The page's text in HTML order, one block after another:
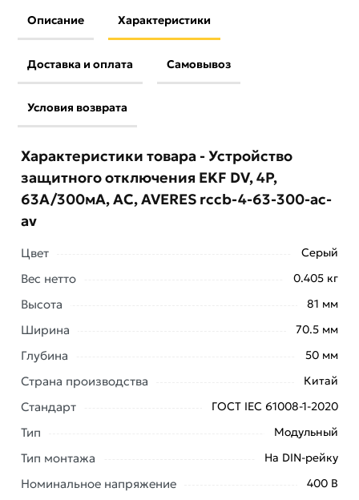
Описание Характеристики
Доставка и оплата Самовывоз
Условия возврата
Условия доставки и цены на товар Устройство
AVERES rccb-4-63-300-ac-av из категории
Трехфазные (четырехполюсные) УЗОдействительны
в Москве и области.
Наши профессиональные менеджеры обработают
доставки или самовывоза. Перед оформлением
Характеристики товара - Устройство
защитного отключения EKF DV, 4P,
63А/300мА, AC, AVERES rccb-4-63-300-ac-
av
Цвет Серый
Вес нетто 0.405 кг
Высота 81 мм
Ширина 70.5 мм
Глубина 50 мм
Страна производства Китай
Стандарт ГОСТ IEC 61008-1-2020
Тип Модульный
Тип монтажа На DIN-рейку
Номинальное напряжение 400 В